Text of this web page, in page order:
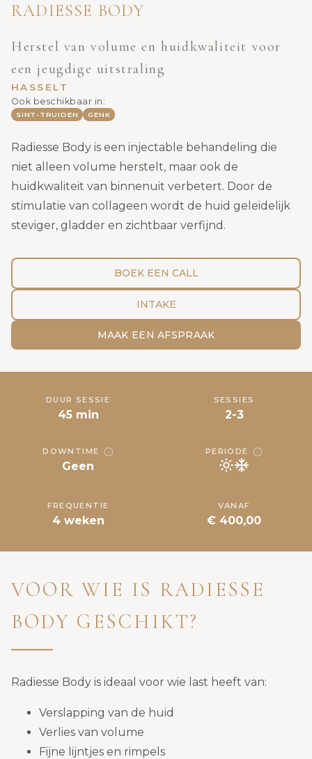
RADIESSE BODY
Herstel van volume en huidkwaliteit voor
een jeugdige uitstraling
HASSELT
Ook beschikbaar in:
SINT-TRUIDEN GENK
Radiesse Body is een injectable behandeling die
niet alleen volume herstelt, maar ook de
huidkwaliteit van binnenuit verbetert. Door de
stimulatie van collageen wordt de huid geleidelijk
steviger, gladder en zichtbaar verfijnd.
BOEK EEN CALL
INTAKE
MAAK EEN AFSPRAAK
DUUR SESSIE
45 min
SESSIES
2-3
DOWNTIME
Geen
PERIODE
FREQUENTIE
4 weken
VANAF
€ 400,00
VOOR WIE IS RADIESSE
BODY GESCHIKT?
Radiesse Body is ideaal voor wie last heeft van:
Verslapping van de huid
Verlies van volume
Fijne lijntjes en rimpels